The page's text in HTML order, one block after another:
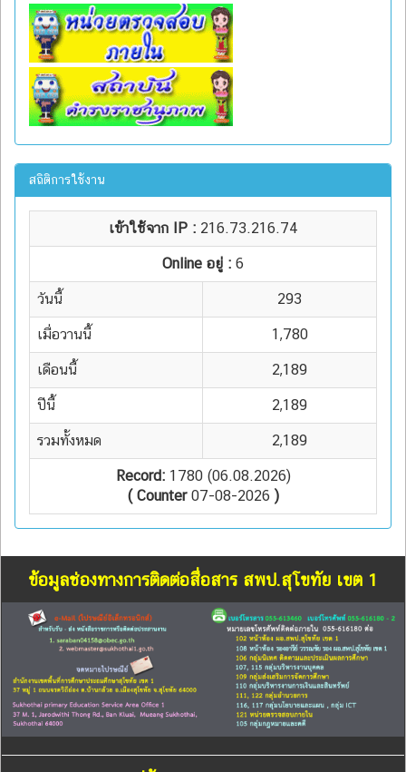
สถิติการใช้งาน
เข้าใช้จาก IP : 216.73.216.74
Online อยู่ : 6
วันนี้ 293
เมื่อวานนี้ 1,780
เดือนนี้ 2,189
ปีนี้ 2,189
รวมทั้งหมด 2,189
Record:1780 (06.08.2026)
( Counter07-08-2026 )
ข้อมูลช่องทางการติดต่อสื่อสาร สพป.สุโขทัย เขต 1